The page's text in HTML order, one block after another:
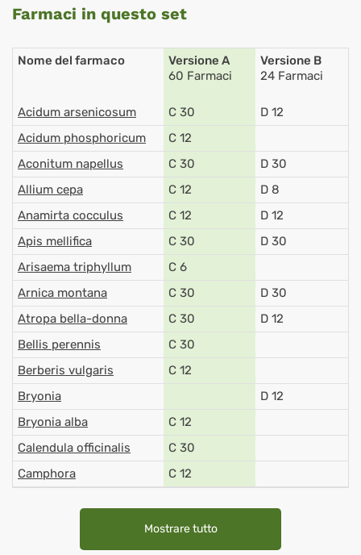
Farmaci in questo set
Nome del farmaco
Versione A
60 Farmaci
Versione B
24 Farmaci
Acidum arsenicosum C 30
D 12
Acidum phosphoricum
C 12
Aconitum napellus
C 30
D 30
Allium cepa
C 12
D 8
Anamirta cocculus
C 12
D 12
Apis mellifica
C 30
D 30
Arisaema triphyllum
C 6
Arnica montana
C 30
D 30
Atropa bella-donna
C 30
D 12
Bellis perennis
C 30
Berberis vulgaris
C 12
Bryonia
D 12
Bryonia alba
C 12
Calendula officinalis
C 30
Camphora
C 12
Mostrare tutto